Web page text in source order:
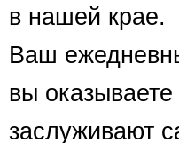
в нашей крае.
Ваш
вы
заслуживают